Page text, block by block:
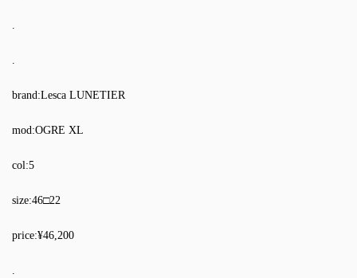
.
.
brand:Lesca LUNETIER
mod:OGRE XL
col:5
size:46□22
price:¥46,200
.